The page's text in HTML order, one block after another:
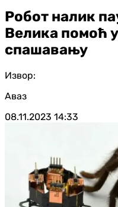
Робот налик
Велика помоћ
спашавању
Извор:
Аваз
08.11.2023 14:33